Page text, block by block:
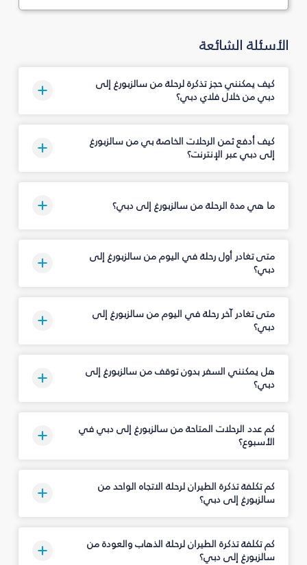
الأسئلة الشائعة
كيف يمكنني حجز تذكرة لرحلة من سالزبورغ إلى
دبي من خلال فلاي دبي؟
كيف أدفع ثمن الرحلات الخاصة بي من سالزبورغ
إلى دبي عبر الإنترنت؟
ما هي مدة الرحلة من سالزبورغ إلى دبي؟
متى تغادر أول رحلة في اليوم من سالزبورغ إلى
دبي؟
متى تغادر آخر رحلة في اليوم من سالزبورغ إلى
دبي؟
هل يمكنني السفر بدون توقف من سالزبورغ إلى
دبي؟
كم عدد الرحلات المتاحة من سالزبورغ إلى دبي في
الأسبوع؟
كم تكلفة تذكرة الطيران لرحلة الاتجاه الواحد من
سالزبورغ إلى دبي؟
كم تكلفة تذكرة الطيران لرحلة الذهاب والعودة من
سالزبورغ إلى دبي؟